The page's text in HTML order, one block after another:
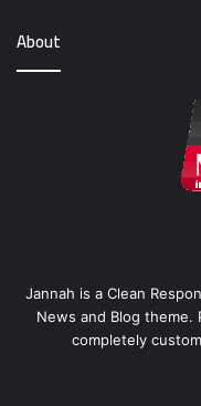
About
Jannah is a Clean
News and Blog
completely